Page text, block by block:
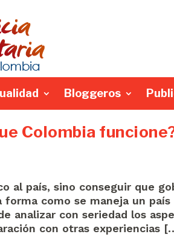
Bloggeros
Colombia
al país, sino conseguir que
como se maneja un
analizar con seriedad los
con otras experiencias